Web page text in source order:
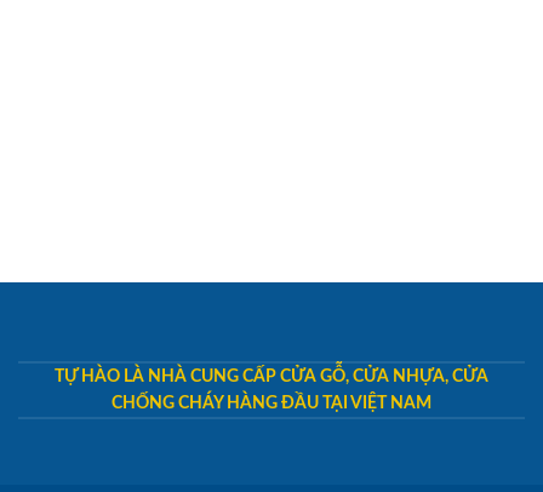
TỰ HÀO LÀ NHÀ CUNG CẤP CỬA GỖ, CỬA NHỰA, CỬA
CHỐNG CHÁY HÀNG ĐẦU TẠI VIỆT NAM